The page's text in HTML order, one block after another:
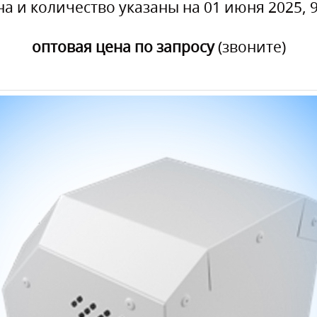
и количество указаны на 01 июня 2025,
оптовая цена по запросу(звоните)